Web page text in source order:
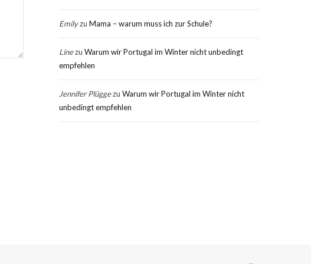
Emilyzu Mama – warum muss ich zur Schule?
Linezu Warum wir Portugal im Winter nicht unbedingt
empfehlen
Jennifer Plüggezu Warum wir Portugal im Winter nicht
unbedingt empfehlen